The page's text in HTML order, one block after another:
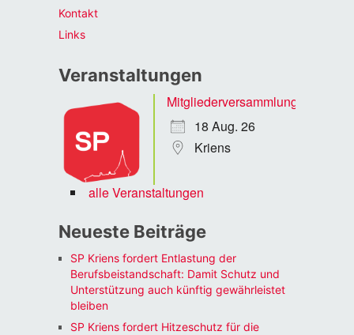
Kontakt
Links
Veranstaltungen
Mitgliederversammlung
18 Aug. 26
Kriens
alle Veranstaltungen
Neueste Beiträge
SP Kriens fordert Entlastung der
Berufsbeistandschaft: Damit Schutz und
Unterstützung auch künftig gewährleistet
bleiben
SP Kriens fordert Hitzeschutz für die